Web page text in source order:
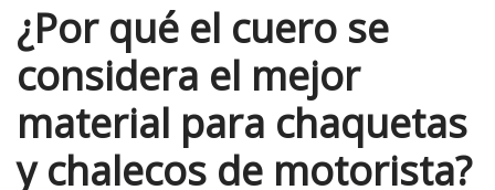
¿Por qué el cuero se
considera el mejor
material para chaquetas
y chalecos de motorista?